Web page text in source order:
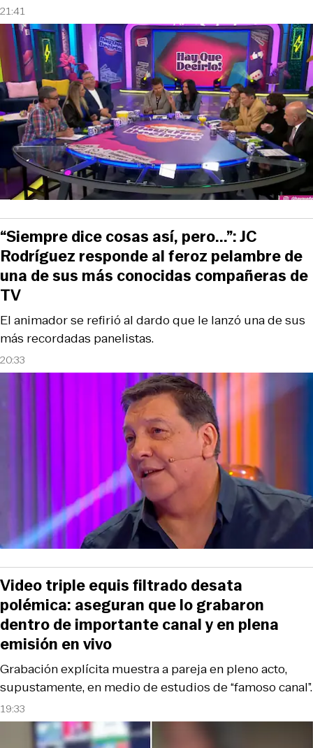
21:41
20:33
El animador se refirió al dardo que le lanzó una de sus
más recordadas panelistas.
“Siempre dice cosas así, pero...”: JC
Rodríguez responde al feroz pelambre de
una de sus más conocidas compañeras de
TV
19:33
Grabación explícita muestra a pareja en pleno acto,
supustamente, en medio de estudios de “famoso canal”.
Video triple equis filtrado desata
polémica: aseguran que lo grabaron
dentro de importante canal y en plena
emisión en vivo